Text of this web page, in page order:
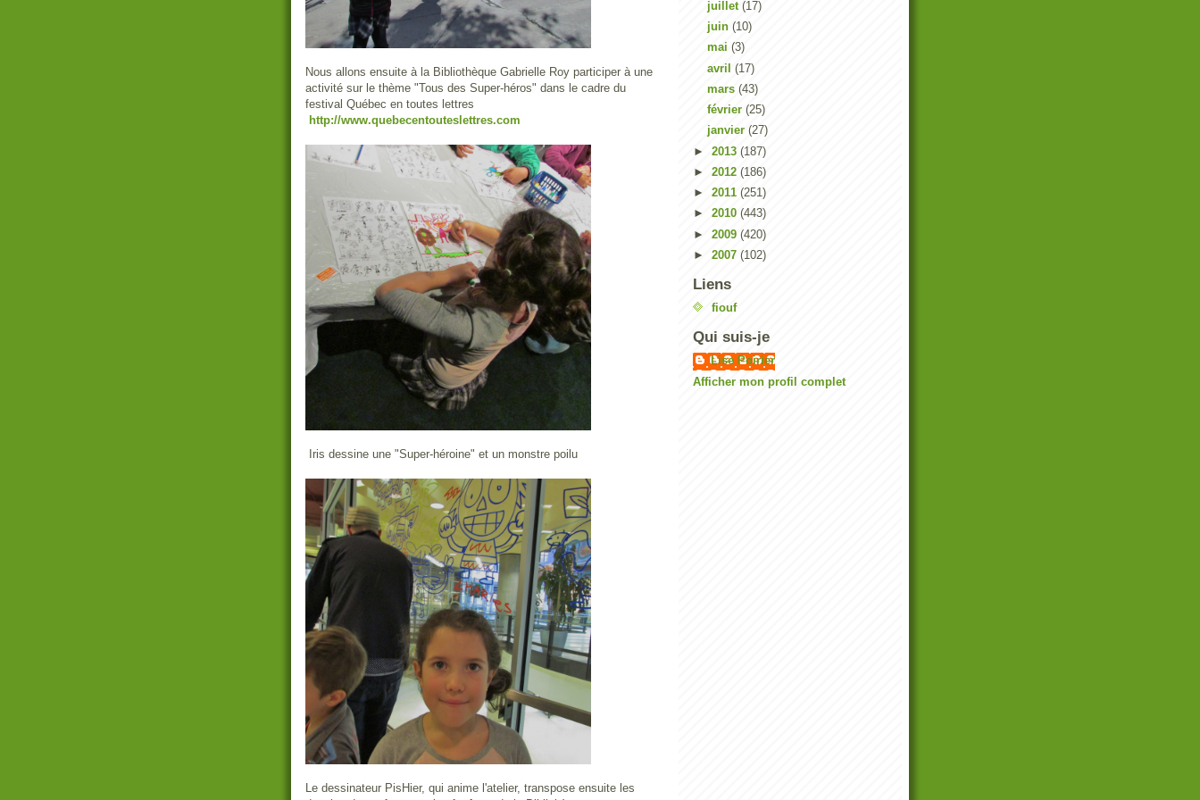
Nous allons ensuite à la Bibliothèque Gabrielle Roy participer à une
activité sur le thème "Tous des Super-héros" dans le cadre du
festival Québec en toutes lettres
http://www.quebecentouteslettres.com
Iris dessine une "Super-héroine" et un monstre poilu
Le dessinateur PisHier, qui anime l'atelier, transpose ensuite les
juillet (17)
juin (10)
mai (3)
avril (17)
mars (43)
février (25)
janvier (27)
► 2013 (187)
► 2012 (186)
► 2011 (251)
► 2010 (443)
► 2009 (420)
► 2007 (102)
Liens
fiouf
Qui suis-je
Lise Poirier
Afficher mon profil complet